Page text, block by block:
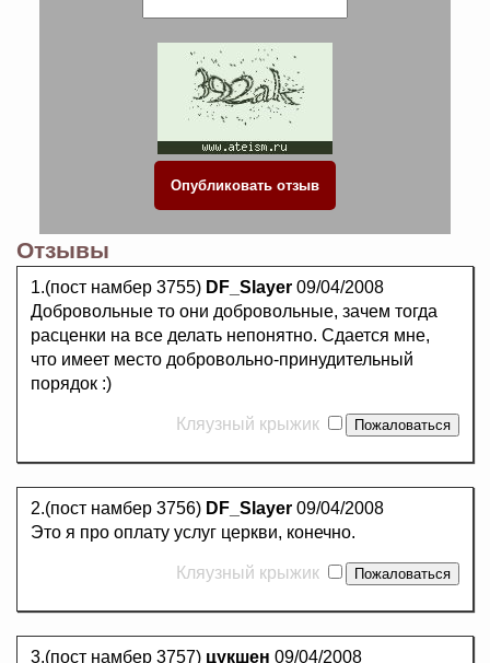
Отзывы
1.(пост намбер 3755) DF_Slayer 09/04/2008
Добровольные то они добровольные, зачем тогда
расценки на все делать непонятно. Сдается мне,
что имеет место добровольно-принудительный
порядок :)
Кляузный крыжик
2.(пост намбер 3756) DF_Slayer 09/04/2008
Это я про оплату услуг церкви, конечно.
Кляузный крыжик
3.(пост намбер 3757) цукшен 09/04/2008